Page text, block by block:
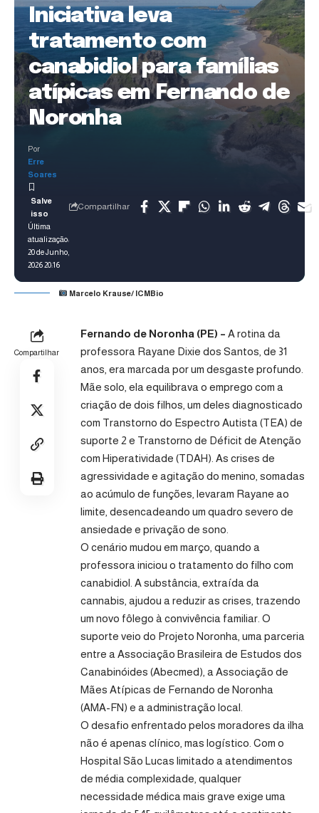
Iniciativa leva
tratamento com
canabidiol para famílias
atípicas em Fernando de
Noronha
Última
atualização:
20 de Junho,
2026 20:16
Por
Erre
Soares
Compartilhar
Marcelo Krause/ ICMBio
Compartilhar
Fernando de Noronha (PE) – A rotina da
professora Rayane Dixie dos Santos, de 31
anos, era marcada por um desgaste profundo.
Mãe solo, ela equilibrava o emprego com a
criação de dois filhos, um deles diagnosticado
com Transtorno do Espectro Autista (TEA) de
suporte 2 e Transtorno de Déficit de Atenção
com Hiperatividade (TDAH). As crises de
agressividade e agitação do menino, somadas
ao acúmulo de funções, levaram Rayane ao
limite, desencadeando um quadro severo de
ansiedade e privação de sono.
O cenário mudou em março, quando a
professora iniciou o tratamento do filho com
canabidiol. A substância, extraída da
cannabis, ajudou a reduzir as crises, trazendo
um novo fôlego à convivência familiar. O
suporte veio do Projeto Noronha, uma parceria
entre a Associação Brasileira de Estudos dos
Canabinóides (Abecmed), a Associação de
Mães Atípicas de Fernando de Noronha
(AMA-FN) e a administração local.
O desafio enfrentado pelos moradores da ilha
não é apenas clínico, mas logístico. Com o
Hospital São Lucas limitado a atendimentos
de média complexidade, qualquer
necessidade médica mais grave exige uma